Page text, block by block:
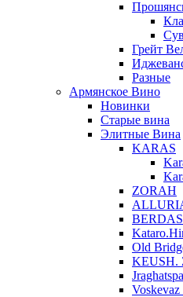
Грейт
Разные
Армянское Вино
Новинки
Старые вина
Элитные Вина
KARAS
ZORAH
Old
KEUSH.